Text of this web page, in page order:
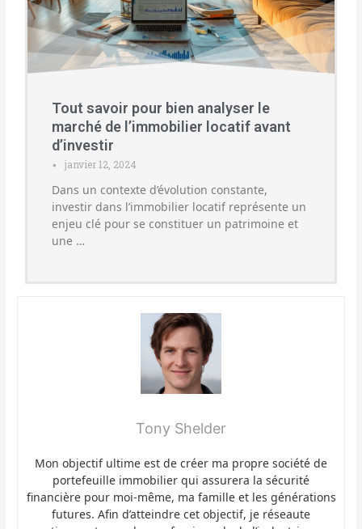
Tout savoir pour bien analyser le
marché de l’immobilier locatif avant
d’investir
• janvier 12, 2024
Dans un contexte d’évolution constante,
investir dans l’immobilier locatif représente un
enjeu clé pour se constituer un patrimoine et
une …
Tony Shelder
Mon objectif ultime est de créer ma propre société de
portefeuille immobilier qui assurera la sécurité
financière pour moi-même, ma famille et les générations
futures. Afin d’atteindre cet objectif, je réseaute